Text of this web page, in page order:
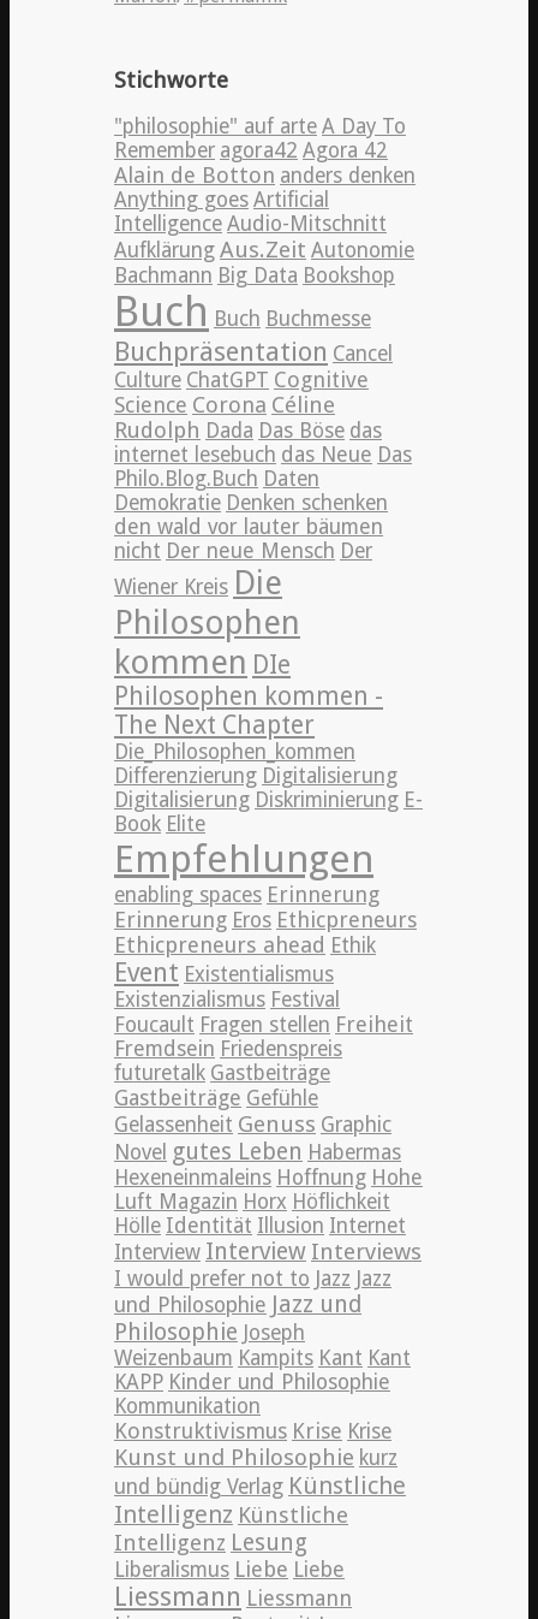
Stichworte
"philosophie" auf arte A Day To
Remember agora42 Agora 42
Alain de Botton anders denken
Anything goes Artificial
Intelligence Audio-Mitschnitt
Aufklärung Aus.Zeit Autonomie
Bachmann Big Data Bookshop
Buch Buch Buchmesse
Buchpräsentation Cancel
Culture ChatGPT Cognitive
Science Corona Céline
Rudolph Dada Das Böse das
internet lesebuch das Neue Das
Philo.Blog.Buch Daten
Demokratie Denken schenken
den wald vor lauter bäumen
nicht Der neue Mensch Der
Wiener Kreis Die
Philosophen
kommen DIe
Philosophen kommen -
The Next Chapter
Die_Philosophen_kommen
Differenzierung Digitalisierung
Digitalisierung Diskriminierung E-
Book Elite
Empfehlungen
enabling spaces Erinnerung
Erinnerung Eros Ethicpreneurs
Ethicpreneurs ahead Ethik
Event Existentialismus
Existenzialismus Festival
Foucault Fragen stellen Freiheit
Fremdsein Friedenspreis
futuretalk Gastbeiträge
Gastbeiträge Gefühle
Gelassenheit Genuss Graphic
Novel gutes Leben Habermas
Hexeneinmaleins Hoffnung Hohe
Luft Magazin Horx Höflichkeit
Hölle Identität Illusion Internet
Interview Interview Interviews
I would prefer not to Jazz Jazz
und Philosophie Jazz und
Philosophie Joseph
Weizenbaum Kampits Kant Kant
KAPP Kinder und Philosophie
Kommunikation
Konstruktivismus Krise Krise
Kunst und Philosophie kurz
und bündig Verlag Künstliche
Intelligenz Künstliche
Intelligenz Lesung
Liberalismus Liebe Liebe
Liessmann Liessmann